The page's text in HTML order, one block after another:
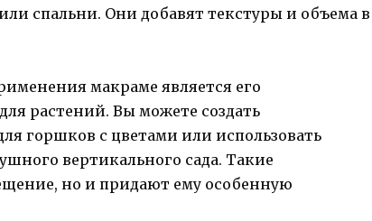
спальни. Они добавят текстуры и объема в
макраме является его
растений. Вы можете создать
горшков с цветами или использовать
вертикального сада. Такие
но и придают ему особенную